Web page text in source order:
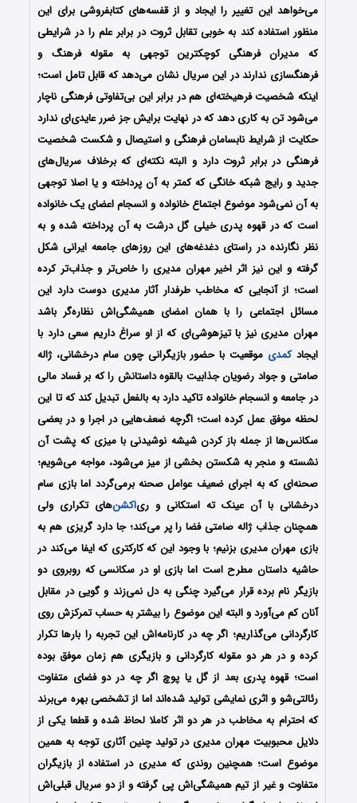
می‌خواهد این تغییر را ایجاد و از قفسه‌های کتابفروشی برای این
منظور استفاده کند به خوبی تقابل ثروت در برابر علم را در شرایطی
که مدیران فرهنگی کوچکترین توجهی به مقوله فرهنگ و
فرهنگسازی ندارند در این سریال نشان می‌دهد که قابل تامل است؛
اینکه شخصیت فرهیخته‌ای هم در برابر این بی‌‌تفاوتی فرهنگی ناچار
می‌شود تن به کاری دهد که در نهایت برایش جز ضرر عایدی‌ای ندارد
حکایت از شرایط نابسامان فرهنگی و استیصال و شکست شخصیت
فرهنگی در برابر ثروت دارد و البته نکته‌ای که برخلاف سریال‌های
جدید و رایج شبکه خانگی که کمتر به آن پرداخته و یا اصلا توجهی
به آن نمی‌شود موضوع اجتماع خانواده و انسجام اعضای یک خانواده
است که در قهوه پدری خیلی گل درشت به آن پرداخته شده و به
نظر نگارنده در راستای دغدغه‌های این روزهای جامعه ایرانی شکل
گرفته و این نیز اثر اخیر مهران مدیری را خاص‌تر و جذاب‌تر کرده
است؛ از آنجایی که مخاطب طرفدار آثار مدیری دوست دارد این
مسائل اجتماعی را با همان امضای همیشگی‌اش نظاره‌گر باشد
مهران مدیری نیز با تیزهوشی‌ای که از او سراغ داریم سعی دارد با
ایجادکمدی موقعیت با حضور بازیگرانی چون سام درخشانی، ژاله
صامتی و جواد رضویان جذابیت بالقوه‌ داستانش را که بر فساد مالی
در جامعه و انسجام خانواده تاکید دارد به بالفعل تبدیل کند که تا این
لحظه موفق عمل کرده است؛ اگرچه ضعف‌هایی در اجرا و در بعضی
سکانس‌ها از جمله باز کردن شیشه نوشیدنی با میزی که پشت آن
نشسته و منجر به شکستن بخشی از میز می‌شود، مواجه می‌شویم؛
صحنه‌ای که به اجرای ضعیف عوامل صحنه برمی‌گردد اما بازی سام
درخشانی با آن عینک ته استکانی و ری‌اکشن‌های تکراری ولی
همچنان جذاب ژاله صامتی فضا را پر می‌کند؛ جا دارد گریزی هم به
بازی مهران مدیری بزنیم؛ با وجود این که کارکتری که ایفا می‌کند در
حاشیه داستان مطرح است اما بازی او در سکانسی که روبروی دو
بازیگر نام برده قرار می‌گیرد چنگی به دل نمی‌زند و گویی در مقابل
آنان کم می‌آورد و البته این موضوع را بیشتر به حساب تمرکزش روی
کارگردانی می‌گذاریم؛ اگر چه در کارنامه‌اش این تجربه را بارها تکرار
کرده و در هر دو مقوله کارگردانی و بازیگری هم زمان موفق بوده
است؛ قهوه پدری بعد از گل یا پوچ اگر چه در دو فضای متفاوت
رئالتی‌شو و اثری نمایشی تولید شده‌اند اما از تشخصی بهره می‌برند
که احترام به مخاطب در هر دو اثر کاملا لحاظ شده و قطعا یکی از
دلایل محبوبیت مهران مدیری در تولید چنین آثاری توجه به همین
موضوع است؛ همچنین روندی که مدیری در استفاده از بازیگران
متفاوت و غیر از تیم همیشگی‌اش پی گرفته و از دو سریال قبلی‌اش